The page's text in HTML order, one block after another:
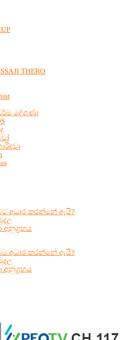
THERO
දේශණා
අධාර කරන්නේ ඇයි?
අනුග්‍රහය
අධාර කරන්නේ ඇයි?
අනුග්‍රහය